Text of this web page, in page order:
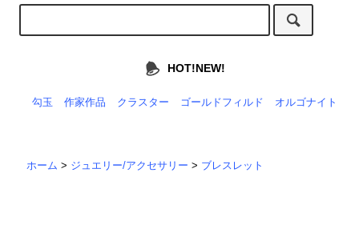
HOT!NEW!
勾玉 作家作品 クラスター ゴールドフィルド オルゴナイト
ホーム > ジュエリー/アクセサリー > ブレスレット